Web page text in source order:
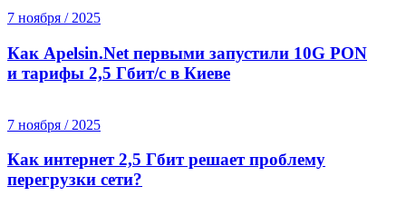
7 ноября / 2025
Как Apelsin.Net первыми запустили 10G PON
и тарифы 2,5 Гбит/с в Киеве
7 ноября / 2025
Как интернет 2,5 Гбит решает проблему
перегрузки сети?